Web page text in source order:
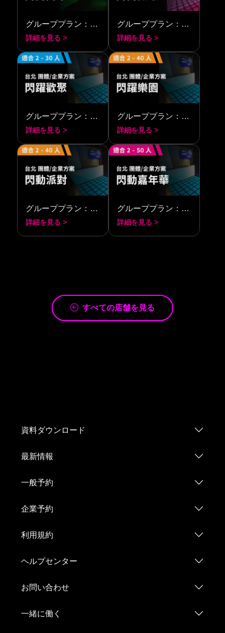
グループプラン：シャイニング・トゥゲザー
詳細を見る >
グループプラン：シャイニング・フェスティバル
詳細を見る >
グループプラン：スパークリング・トゥゲザー
詳細を見る >
グループプラン：スパークリング・カーニバル
詳細を見る >
グループプラン：ライトニング・パーティー
詳細を見る >
グループプラン：ライトニング・フェスティバル
詳細を見る >
すべての店舗を見る
資料ダウンロード
最新情報
一般予約
企業予約
利用規約
ヘルプセンター
お問い合わせ
一緒に働く